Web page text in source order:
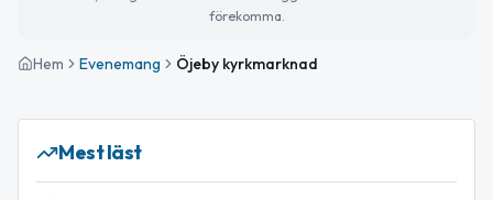
förekomma.
Hem Evenemang Öjeby kyrkmarknad
Mest läst